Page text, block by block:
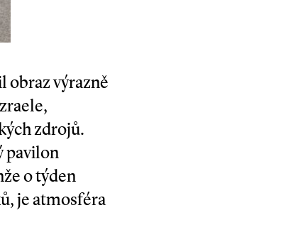
obraz výrazně
zdrojů.
pavilon
o týden
je atmosféra